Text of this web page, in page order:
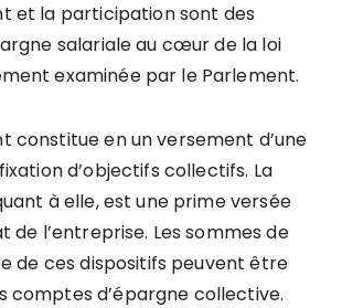
et la participation sont des
salariale au cœur de la loi
examinée par le Parlement.
constitue en un versement d’une
d’objectifs collectifs. La
à elle, est une prime versée
de l’entreprise. Les sommes de
de ces dispositifs peuvent être
comptes d’épargne collective.